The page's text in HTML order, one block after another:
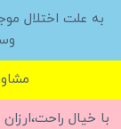
به علت اختلال
با خیال